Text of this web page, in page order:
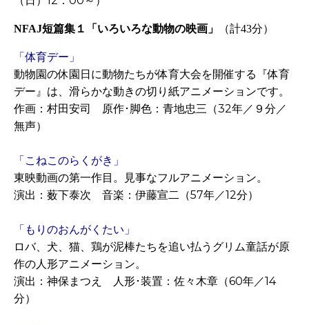
NFAJ短篇集１「いろいろな動物の映画」 （計43分）
「体育デー」
動物園の休園日に動物たちが体育大会を開催する『体育
デー』は、滑らかな動きの切り紙アニメーションです。
作画：村田安司 原作･脚色：青地忠三（32年／９分／
無声）
「こねこのらくがき」
東映動画の第一作目。見事なフルアニメーション。
演出：薮下泰次 音楽：伊藤宣二（57年／12分）
「もりのおんがくたい」
ロバ、犬、猫、鶏が泥棒たちを追い払うグリム童話が原
作の人形アニメーション。
演出：神保まつえ 人形･装置：佐々木章（60年／14
分）